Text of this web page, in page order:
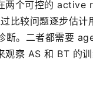
两个可控的 active
较问题逐步估计
。二者都需要
察 AS 和 BT 的训